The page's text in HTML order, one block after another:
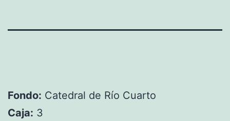
Fondo: Catedral de Río Cuarto
Caja: 3